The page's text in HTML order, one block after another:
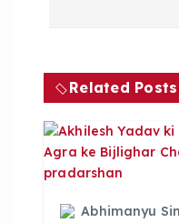
v
g
Related Posts
Abhimanyu